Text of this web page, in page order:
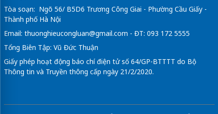
Tòa soạn: Ngõ 56/ B5D6 Trương Công Giai - Phường Cầu Giấy -
Thành phố Hà Nội
Email: thuonghieucongluan@gmail.com - ĐT: 093 172 5555
Tổng Biên Tập: Vũ Đức Thuận
Giấy phép hoạt động báo chí điện tử số 64/GP-BTTTT do Bộ
Thông tin và Truyền thông cấp ngày 21/2/2020.